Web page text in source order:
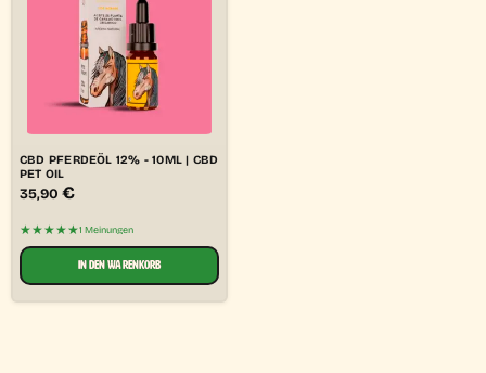
CBD PFERDEÖL 12% - 10ML | CBD
PET OIL
35,90 €
★★★★★1 Meinungen
IN DEN WARENKORB